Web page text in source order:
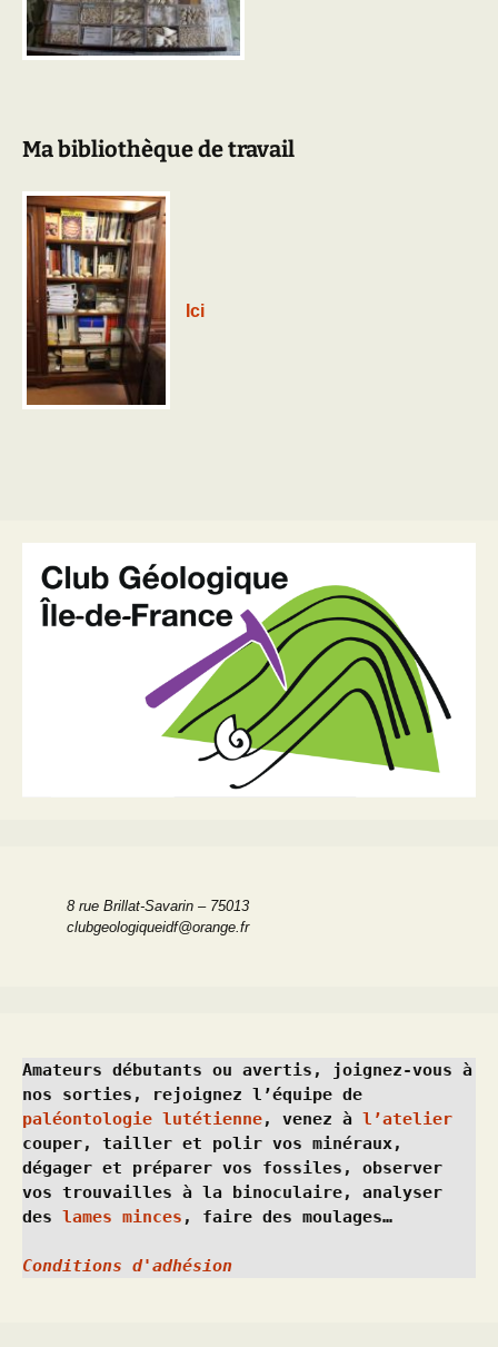
Ma bibliothèque de travail
Ici
8 rue Brillat-Savarin – 75013
clubgeologiqueidf@orange.fr
Amateurs débutants ou avertis, joignez-vous à
paléontologie lutétienne, venez à l’atelier
couper, tailler et polir vos minéraux,
dégager et préparer vos fossiles, observer
vos trouvailles à la binoculaire, analyser
des lames minces , faire des moulages…
Conditions d'adhésion